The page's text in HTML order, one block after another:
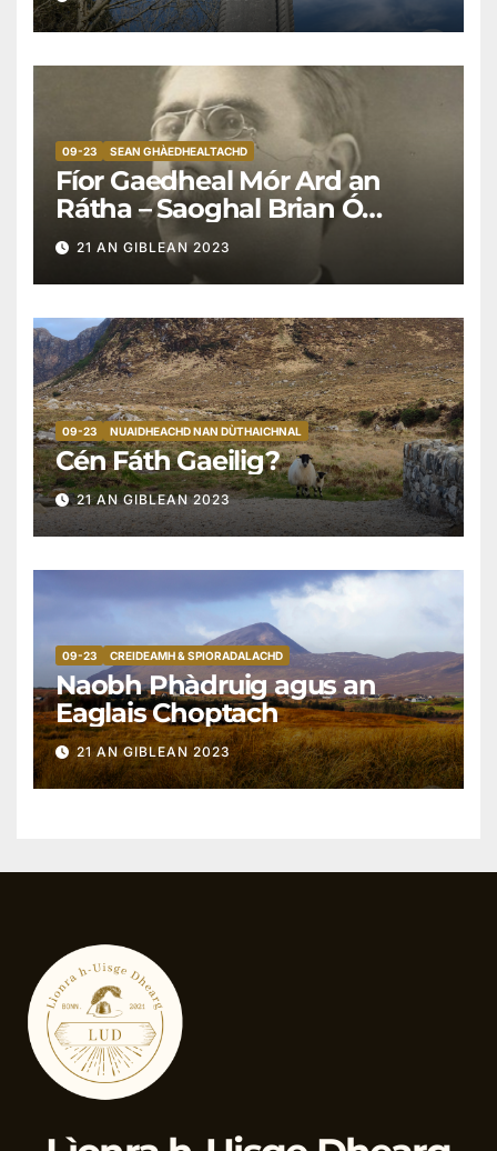
09-23 SEAN GHÀEDHEALTACHD
Fíor Gaedheal Mór Ard an
Rátha – Saoghal Brian Ó
Cianaigh (1877 go 1943)
21 AN GIBLEAN 2023
09-23 NUAIDHEACHD NAN DÙTHAICHNAL
Cén Fáth Gaeilig?
21 AN GIBLEAN 2023
09-23 CREIDEAMH & SPIORADALACHD
Naobh Phàdruig agus an
Eaglais Choptach
21 AN GIBLEAN 2023